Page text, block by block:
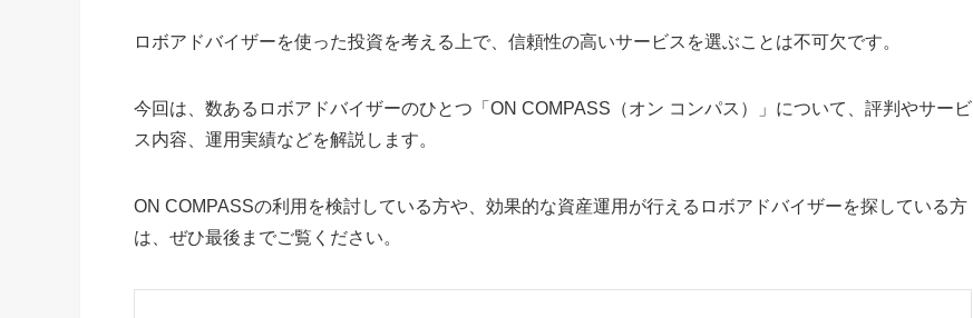
ロボアドバイザーを使った投資を考える上で、信頼性の高いサービスを選ぶことは不可欠です。
今回は、数あるロボアドバイザーのひとつ「ON COMPASS（オン コンパス）」について、評判やサービ
ス内容、運用実績などを解説します。
ON COMPASSの利用を検討している方や、効果的な資産運用が行えるロボアドバイザーを探している方
は、ぜひ最後までご覧ください。